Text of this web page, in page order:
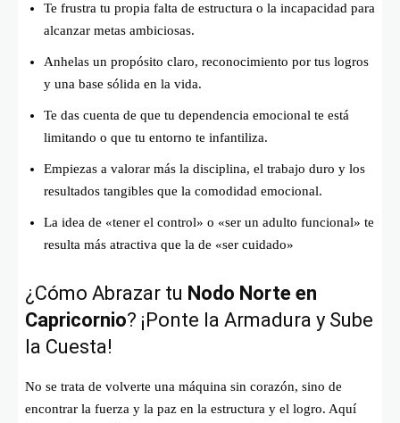
Te frustra tu propia falta de estructura o la incapacidad para
alcanzar metas ambiciosas.
Anhelas un propósito claro, reconocimiento por tus logros
y una base sólida en la vida.
Te das cuenta de que tu dependencia emocional te está
limitando o que tu entorno te infantiliza.
Empiezas a valorar más la disciplina, el trabajo duro y los
resultados tangibles que la comodidad emocional.
La idea de «tener el control» o «ser un adulto funcional» te
resulta más atractiva que la de «ser cuidado»
¿Cómo Abrazar tu Nodo Norte en
Capricornio? ¡Ponte la Armadura y Sube
la Cuesta!
No se trata de volverte una máquina sin corazón, sino de
encontrar la fuerza y la paz en la estructura y el logro. Aquí